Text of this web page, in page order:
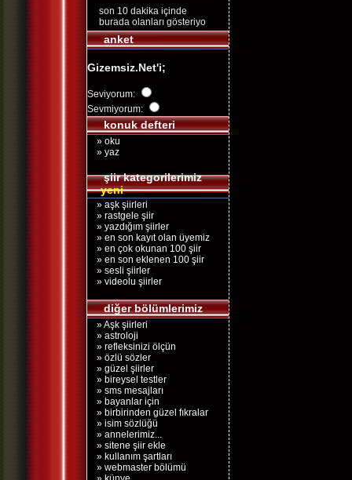
son 10 dakika içinde
burada olanları gösteriyo
anket
Gizemsiz.Net'i;
Seviyorum:
Sevmiyorum:
konuk defteri
» oku
» yaz
şiir kategorilerimiz
yeni
» aşk şiirleri
» rastgele şiir
» yazdığım şiirler
» en son kayıt olan üyemiz
» en çok okunan 100 şiir
» en son eklenen 100 şiir
» sesli şiirler
» videolu şiirler
diğer bölümlerimiz
» Aşk şiirleri
» astroloji
» refleksinizi ölçün
» özlü sözler
» güzel şiirler
» bireysel testler
» sms mesajları
» bayanlar için
» birbirinden güzel fıkralar
» isim sözlüğü
» annelerimiz...
» sitene şiir ekle
» kullanım şartları
» webmaster bölümü